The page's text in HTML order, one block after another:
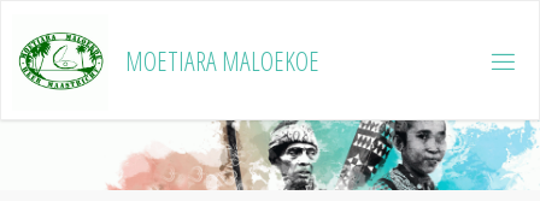
naar
de
MOETIARA MALOEKOE